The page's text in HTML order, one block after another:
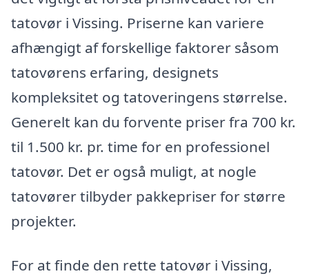
tatovør i Vissing. Priserne kan variere
afhængigt af forskellige faktorer såsom
tatovørens erfaring, designets
kompleksitet og tatoveringens størrelse.
Generelt kan du forvente priser fra 700 kr.
til 1.500 kr. pr. time for en professionel
tatovør. Det er også muligt, at nogle
tatovører tilbyder pakkepriser for større
projekter.
For at finde den rette tatovør i Vissing,